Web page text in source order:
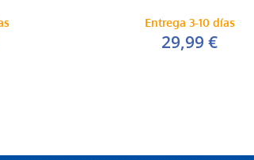
Entrega 3-10 días
29,99 €